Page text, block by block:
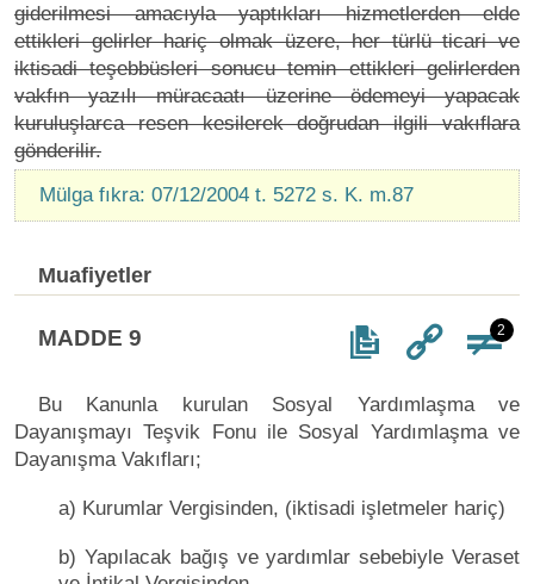
giderilmesi amacıyla yaptıkları hizmetlerden elde
ettikleri gelirler hariç olmak üzere, her türlü ticari ve
iktisadi teşebbüsleri sonucu temin ettikleri gelirlerden
vakfın yazılı müracaatı üzerine ödemeyi yapacak
kuruluşlarca resen kesilerek doğrudan ilgili vakıflara
gönderilir.
Mülga fıkra: 07/12/2004 t. 5272 s. K. m.87
Muafiyetler
MADDE 9 2
Bu Kanunla kurulan Sosyal Yardımlaşma ve
Dayanışmayı Teşvik Fonu ile Sosyal Yardımlaşma ve
Dayanışma Vakıfları;
a) Kurumlar Vergisinden, (iktisadi işletmeler hariç)
b) Yapılacak bağış ve yardımlar sebebiyle Veraset